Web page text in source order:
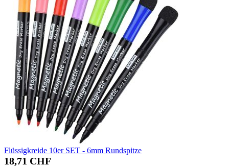
Flüssigkreide 10er SET - 6mm Rundspitze
18,71 CHF